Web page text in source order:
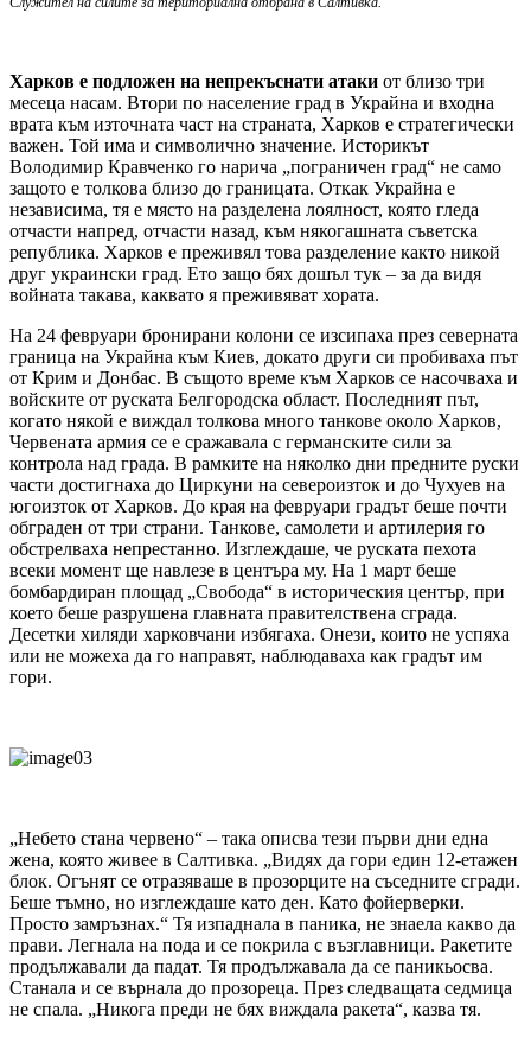
Харков е подложен на непрекъснати атаки от близо три
месеца насам. Втори по население град в Украйна и входна
врата към източната част на страната, Харков е стратегически
важен. Той има и символично значение. Историкът
Володимир Кравченко го нарича „пограничен град“ не само
защото е толкова близо до границата. Откак Украйна е
независима, тя е място на разделена лоялност, която гледа
отчасти напред, отчасти назад, към някогашната съветска
република. Харков е преживял това разделение както никой
друг украински град. Ето защо бях дошъл тук – за да видя
войната такава, каквато я преживяват хората.
На 24 февруари бронирани колони се изсипаха през северната
граница на Украйна към Киев, докато други си пробиваха път
от Крим и Донбас. В същото време към Харков се насочваха и
войските от руската Белгородска област. Последният път,
когато някой е виждал толкова много танкове около Харков,
Червената армия се е сражавала с германските сили за
контрола над града. В рамките на няколко дни предните руски
части достигнаха до Циркуни на североизток и до Чухуев на
югоизток от Харков. До края на февруари градът беше почти
обграден от три страни. Танкове, самолети и артилерия го
обстрелваха непрестанно. Изглеждаше, че руската пехота
всеки момент ще навлезе в центъра му. На 1 март беше
бомбардиран площад „Свобода“ в историческия център, при
което беше разрушена главната правителствена сграда.
Десетки хиляди харковчани избягаха. Онези, които не успяха
или не можеха да го направят, наблюдаваха как градът им
гори.
„Небето стана червено“ – така описва тези първи дни една
жена, която живее в Салтивка. „Видях да гори един 12-етажен
блок. Огънят се отразяваше в прозорците на съседните сгради.
Беше тъмно, но изглеждаше като ден. Като фойерверки.
Просто замръзнах.“ Тя изпаднала в паника, не знаела какво да
прави. Легнала на пода и се покрила с възглавници. Ракетите
продължавали да падат. Тя продължавала да се паникьосва.
Станала и се върнала до прозореца. През следващата седмица
не спала. „Никога преди не бях виждала ракета“, казва тя.